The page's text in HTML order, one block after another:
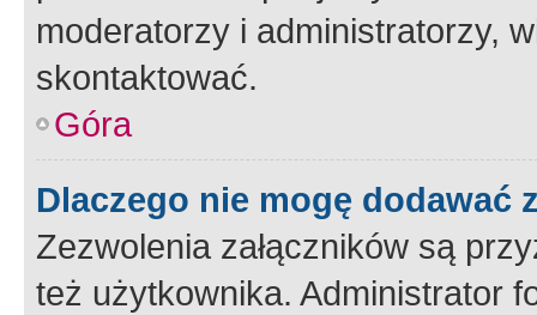
moderatorzy i administratorzy,
skontaktować.
Góra
Dlaczego nie mogę dodawać
Zezwolenia załączników są
też użytkownika. Administrator